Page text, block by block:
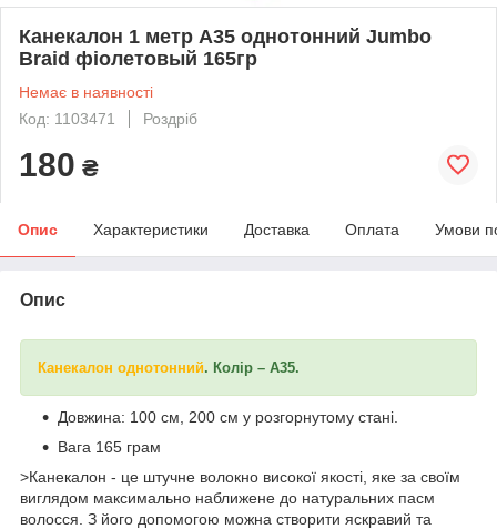
Канекалон 1 метр А35 однотонний Jumbo
Braid фіолетовый 165гр
Немає в наявності
Код: 1103471
Роздріб
180 ₴
Опис Характеристики Доставка Оплата Умови
Опис
Канекалон однотонний. Колір – А35.
Довжина: 100 см, 200 см у розгорнутому стані.
Вага 165 грам
>Канекалон - це штучне волокно високої якості, яке за своїм
виглядом максимально наближене до натуральних пасм
волосся. З його допомогою можна створити яскравий та